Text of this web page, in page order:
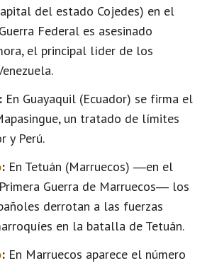
del estado Cojedes) en el
Federal es asesinado
el principal líder de los
: En Guayaquil (Ecuador) se firma el
un tratado de límites
y Perú.
: En Tetuán (Marruecos) ―en el
Guerra de Marruecos― los
derrotan a las fuerzas
en la batalla de Tetuán.
: En Marruecos aparece el número